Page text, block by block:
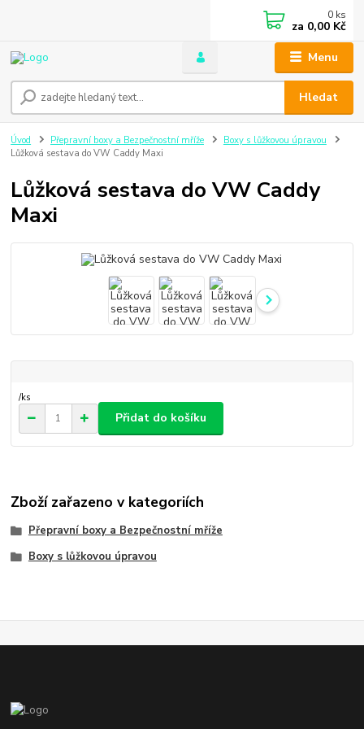
Menu
Hledat
0 ks
za 0,00 Kč
Úvod Přepravní boxy a Bezpečnostní mříže
Boxy s lůžkovou úpravou
Lůžková sestava do VW Caddy Maxi
Lůžková sestava do VW Caddy
Maxi
/ks
Přidat do košíku
Zboží zařazeno v kategoriích
Přepravní boxy a Bezpečnostní mříže
Boxy s lůžkovou úpravou